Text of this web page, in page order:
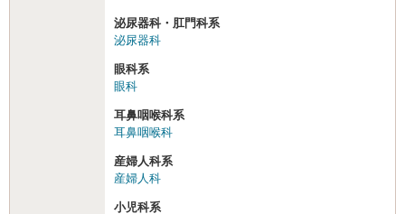
泌尿器科・肛門科系
泌尿器科
眼科系
眼科
耳鼻咽喉科系
耳鼻咽喉科
産婦人科系
産婦人科
小児科系